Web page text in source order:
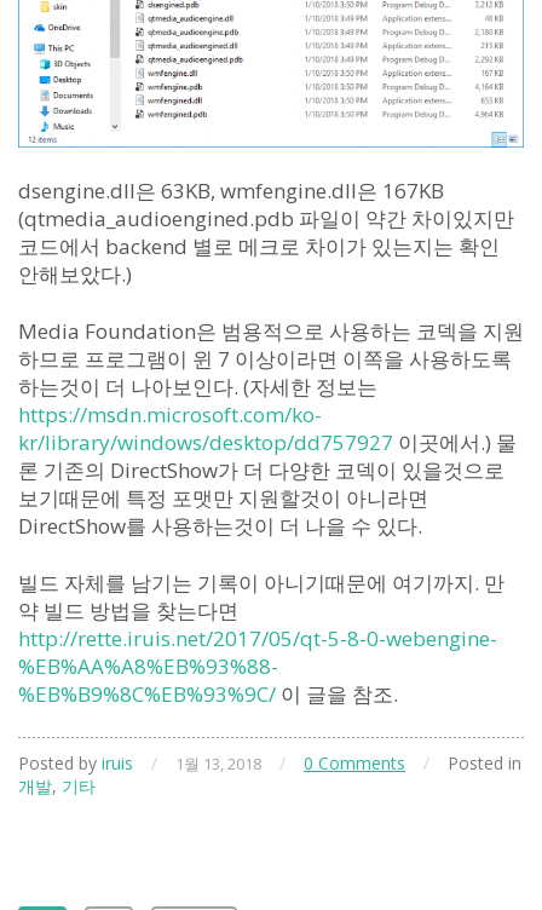
dsengine.dll은 63KB, wmfengine.dll은 167KB
(qtmedia_audioengined.pdb 파일이 약간 차이있지만
코드에서 backend 별로 메크로 차이가 있는지는 확인
안해보았다.)
Media Foundation은 범용적으로 사용하는 코덱을 지원
하므로 프로그램이 윈 7 이상이라면 이쪽을 사용하도록
하는것이 더 나아보인다. (자세한 정보는
https://msdn.microsoft.com/ko-
kr/library/windows/desktop/dd757927 이곳에서.) 물
론 기존의 DirectShow가 더 다양한 코덱이 있을것으로
보기때문에 특정 포맷만 지원할것이 아니라면
DirectShow를 사용하는것이 더 나을 수 있다.
빌드 자체를 남기는 기록이 아니기때문에 여기까지. 만
약 빌드 방법을 찾는다면
http://rette.iruis.net/2017/05/qt-5-8-0-webengine-
%EB%AA%A8%EB%93%88-
%EB%B9%8C%EB%93%9C/ 이 글을 참조.
Posted by iruis / 1월 13, 2018 / 0 Comments /
Posted in
개발, 기타